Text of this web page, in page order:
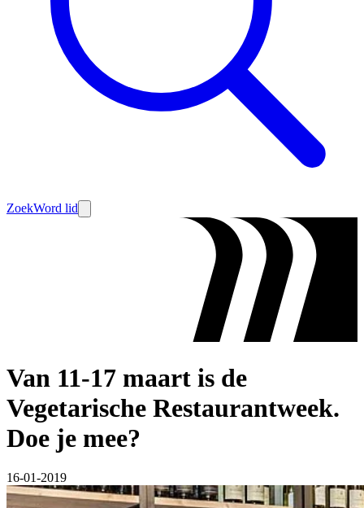
ZoekWord lid
Van 11-17 maart is de
Vegetarische Restaurantweek.
Doe je mee?
16-01-2019